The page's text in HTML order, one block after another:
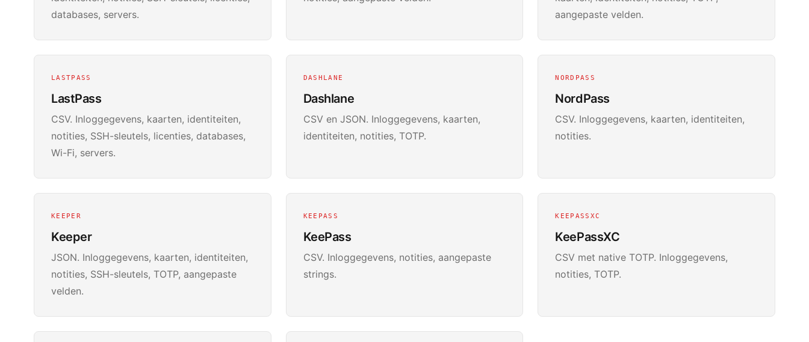
databases, servers.
aangepaste velden.
LASTPASS
LastPass
CSV. Inloggegevens, kaarten, identiteiten,
notities, SSH-sleutels, licenties, databases,
Wi-Fi, servers.
DASHLANE
Dashlane
CSV en JSON. Inloggegevens, kaarten,
identiteiten, notities, TOTP.
NORDPASS
NordPass
CSV. Inloggegevens, kaarten, identiteiten,
notities.
KEEPER
Keeper
JSON. Inloggegevens, kaarten, identiteiten,
notities, SSH-sleutels, TOTP, aangepaste
velden.
KEEPASS
KeePass
CSV. Inloggegevens, notities, aangepaste
strings.
KEEPASSXC
KeePassXC
CSV met native TOTP. Inloggegevens,
notities, TOTP.